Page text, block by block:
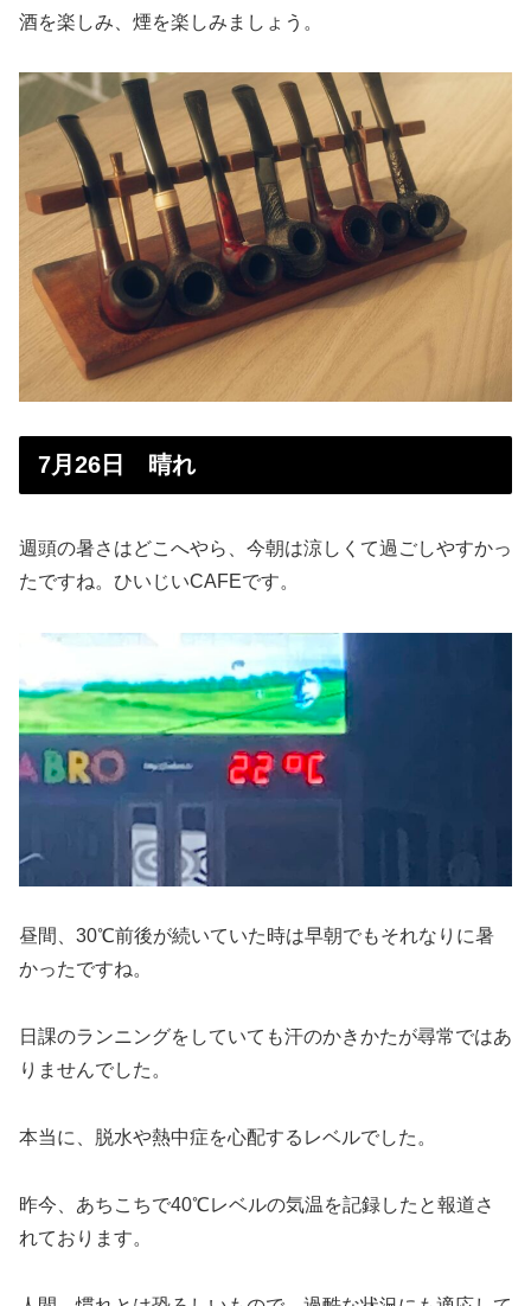
酒を楽しみ、煙を楽しみましょう。
7月26日 晴れ
週頭の暑さはどこへやら、今朝は涼しくて過ごしやすかっ
たですね。ひいじいCAFEです。
昼間、30℃前後が続いていた時は早朝でもそれなりに暑
かったですね。
日課のランニングをしていても汗のかきかたが尋常ではあ
りませんでした。
本当に、脱水や熱中症を心配するレベルでした。
昨今、あちこちで40℃レベルの気温を記録したと報道さ
れております。